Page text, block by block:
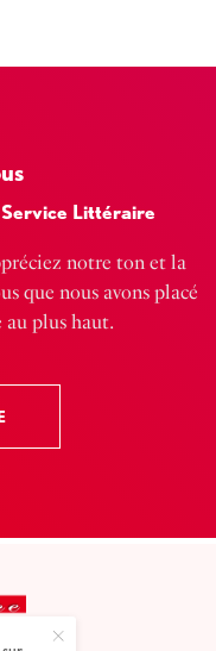
Littéraire
notre ton et la
que nous avons placé
au plus haut.